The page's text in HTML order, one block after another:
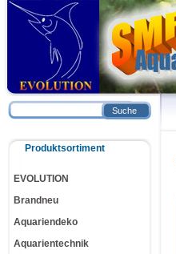
Suche
Produktsortiment
EVOLUTION
Brandneu
Aquariendeko
Aquarientechnik